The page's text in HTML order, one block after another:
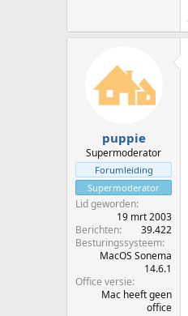
puppie
Supermoderator
Forumleiding
Supermoderator
Lid geworden
19 mrt 2003
Berichten
39.422
Besturingssysteem
MacOS Sonema
14.6.1
Office versie
Mac heeft geen
office